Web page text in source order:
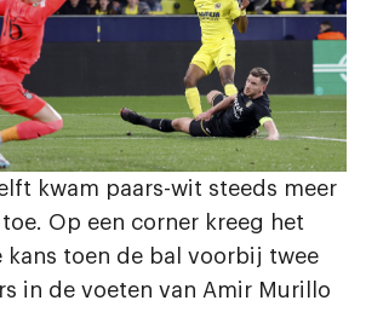
kwam paars-wit steeds meer
Op een corner kreeg het
kans toen de bal voorbij twee
in de voeten van Amir Murillo